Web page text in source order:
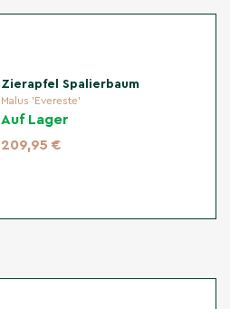
Zierapfel Spalierbaum
Malus 'Evereste'
Auf Lager
209,95 €